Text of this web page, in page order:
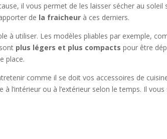
il vous permet de les laisser sécher au soleil
de la fraicheur à ces derniers.
à utiliser. Les modèles pliables par exemple,
plus légers et plus compacts pour être
place.
comme il se doit vos accessoires de
à l’intérieur ou à l’extérieur selon le temps. Il